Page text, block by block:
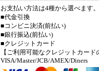
お支払い方法は4種から選べます。
■代金引換
■コンビニ決済(前払い)
■銀行振込(前払い)
■クレジットカード
【ご利用可能なクレジットカード
VISA/Master/JCB/AMEX/Diners